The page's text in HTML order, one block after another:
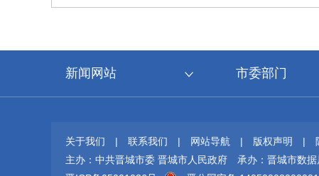
新闻网站 市委部门
关于我们 | 联系我们 | 网站导航 | 版权声明 |
主办：中共晋城市委 晋城市人民政府
承办：晋城市数据